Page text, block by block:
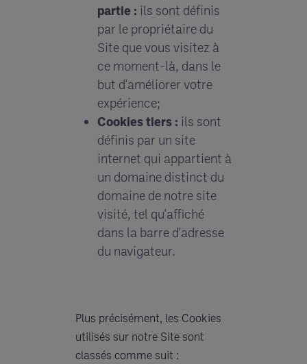
partie : ils sont définis
par le propriétaire du
Site que vous visitez à
ce moment-là, dans le
but d'améliorer votre
expérience;
Cookies tiers : ils sont
définis par un site
internet qui appartient à
un domaine distinct du
domaine de notre site
visité, tel qu'affiché
dans la barre d'adresse
du navigateur.
Plus précisément, les Cookies
utilisés sur notre Site sont
classés comme suit :